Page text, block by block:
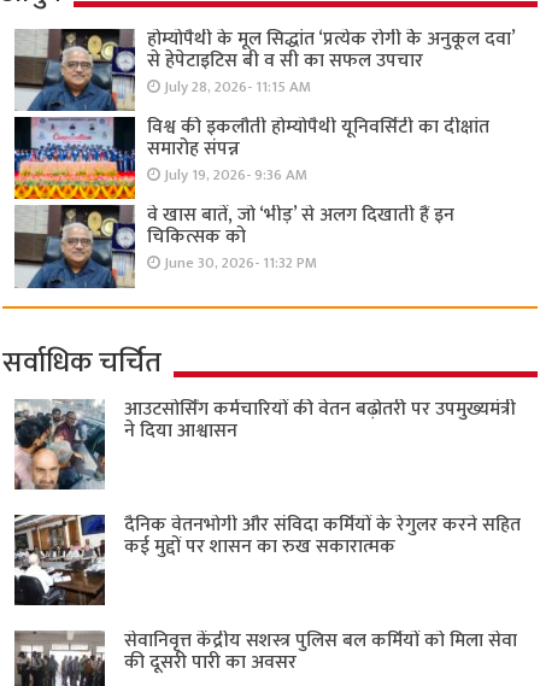
होम्योपैथी के मूल सिद्धांत ‘प्रत्येक रोगी केे अनुकूल दवा’
से हेपेटाइटिस बी व सी का सफल उपचार
July 28, 2026- 11:15 AM
विश्व की इकलौती होम्योपैथी यूनिवर्सिटी का दीक्षांत
समारोह संपन्न
July 19, 2026- 9:36 AM
वे खास बातें, जो ‘भीड़’ से अलग दिखाती हैं इन
चिकित्सक को
June 30, 2026- 11:32 PM
सर्वाधिक चर्चित
आउटसोर्सिंग कर्मचारियों की वेतन बढ़ोतरी पर उपमुख्यमंत्री
ने दिया आश्वासन
दैनिक वेतनभोगी और संविदा कर्मियों के रेगुलर करने सहित
कई मुद्दों पर शासन का रुख सकारात्मक
सेवानिवृत्त केंद्रीय सशस्त्र पुलिस बल ​कर्मियों को मिला सेवा
की दूसरी पारी का अवसर